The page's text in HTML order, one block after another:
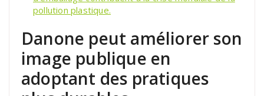
pollution plastique.
Danone peut améliorer son
image publique en
adoptant des pratiques